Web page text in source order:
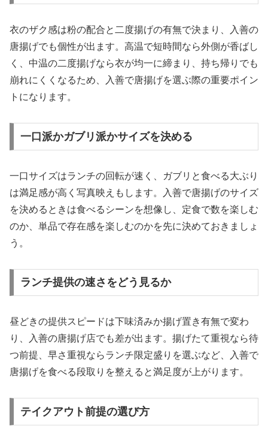
衣のザク感は粉の配合と二度揚げの有無で決まり、入善の
唐揚げでも個性が出ます。高温で短時間なら外側が香ばし
く、中温の二度揚げなら衣が均一に締まり、持ち帰りでも
崩れにくくなるため、入善で唐揚げを選ぶ際の重要ポイン
トになります。
一口派かガブリ派かサイズを決める
一口サイズはランチの回転が速く、ガブリと食べる大ぶり
は満足感が高く写真映えもします。入善で唐揚げのサイズ
を決めるときは食べるシーンを想像し、定食で数を楽しむ
のか、単品で存在感を楽しむのかを先に決めておきましょ
う。
ランチ提供の速さをどう見るか
昼どきの提供スピードは下味済みか揚げ置き有無で変わ
り、入善の唐揚げ店でも差が出ます。揚げたて重視なら待
つ前提、早さ重視ならランチ限定盛りを選ぶなど、入善で
唐揚げを食べる段取りを整えると満足度が上がります。
テイクアウト前提の選び方